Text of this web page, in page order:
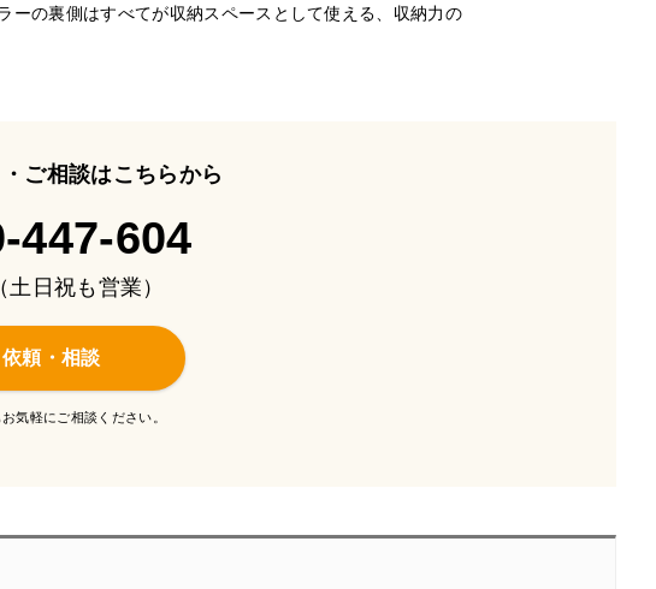
ーの裏側はすべてが収納スペースとして使える、収納力の
ご相談はこちらから
447-604
日祝も営業）
頼・相談
気軽にご相談ください。